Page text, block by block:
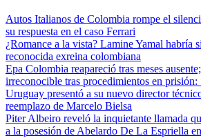
Autos Italianos de Colombia rompe el
su respuesta en el caso Ferrari
¿Romance a la vista? Lamine Yamal habría
reconocida exreina colombiana
Epa Colombia reapareció tras meses
irreconocible tras procedimientos en prisión:
Uruguay presentó a su nuevo director
reemplazo de Marcelo Bielsa
Piter Albeiro reveló la inquietante llamada
a la posesión de Abelardo De La Espriella